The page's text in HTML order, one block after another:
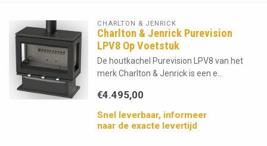
CHARLTON & JENRICK
Charlton & Jenrick Purevision
LPV8 Op Voetstuk
De houtkachel Purevision LPV8 van het
merk Charlton & Jenrick is een e...
€4.495,00
Snel leverbaar, informeer
naar de exacte levertijd